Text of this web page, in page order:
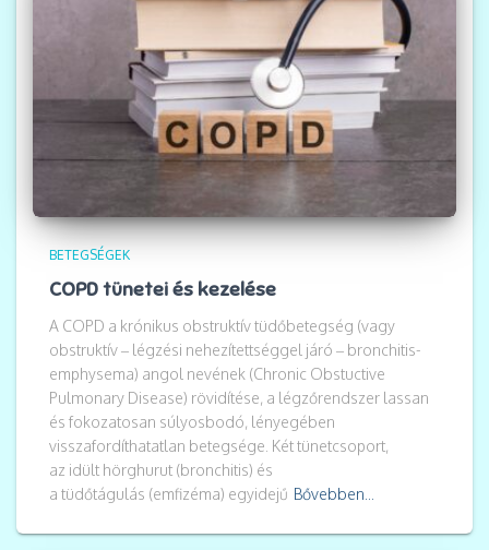
BETEGSÉGEK
COPD tünetei és kezelése
A COPD a krónikus obstruktív tüdőbetegség (vagy
obstruktív – légzési nehezítettséggel járó – bronchitis-
emphysema) angol nevének (Chronic Obstuctive
Pulmonary Disease) rövidítése, a légzőrendszer lassan
és fokozatosan súlyosbodó, lényegében
visszafordíthatatlan betegsége. Két tünetcsoport,
az idült hörghurut (bronchitis) és
a tüdőtágulás (emfizéma) egyidejű Bővebben...